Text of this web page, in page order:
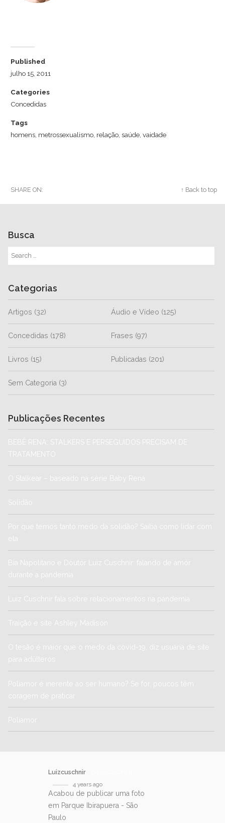
Published
julho 15, 2011
Categories
Concedidas
Tags
homens, metrossexualismo, relação,saúde,vaidade
SHARE ON: ↑ Back to top
Busca
Categorias
Artigos (32) Áudio e Vídeo (125)
Concedidas (178) Frases (97)
Livros (15) Publicadas (201)
Sem Categoria (3)
Publicações Recentes
BEBÊ RENA: STALKERS E PERSEGUIDOS PRECISAM DE
TRATAMENTO
O Stalkear – baseado na série Baby Rena
Solidão
Por que temos tanto medo da solidão? Saiba como lidar com
ela
Bia Napolitano e Doutor Luiz Cuschnir: falando de amor
durante a pandemia
Luiz Cuschnir fala sobre relacionamentos na pandemia
Traição e site Ashley Madison
O tesão é maior que o medo da covid-19, diz usuária de site
para adúlteros
Poliamor é inerente ao ser humano? Se for, poucos têm
coragem de praticar
Poliamor
Luizcuschnir
4 years ago
Acabou de publicar uma foto
em Parque Ibirapuera - São
Paulo